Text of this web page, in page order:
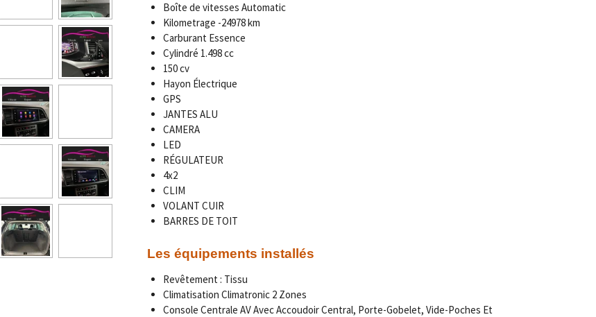
Boîte de vitesses Automatic
Kilometrage -24978 km
Carburant Essence
Cylindré 1.498 cc
150 cv
Hayon Électrique
GPS
JANTES ALU
CAMERA
LED
RÉGULATEUR
4x2
CLIM
VOLANT CUIR
BARRES DE TOIT
Les équipements installés
Revêtement : Tissu
Climatisation Climatronic 2 Zones
Console Centrale AV Avec Accoudoir Central, Porte-Gobelet, Vide-Poches Et